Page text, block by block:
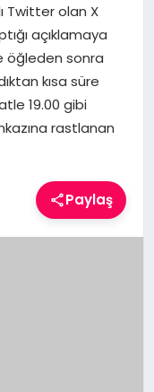
Twitter olan X
açıklamaya
öğleden sonra
kısa süre
19.00 gibi
rastlanan
Paylaş